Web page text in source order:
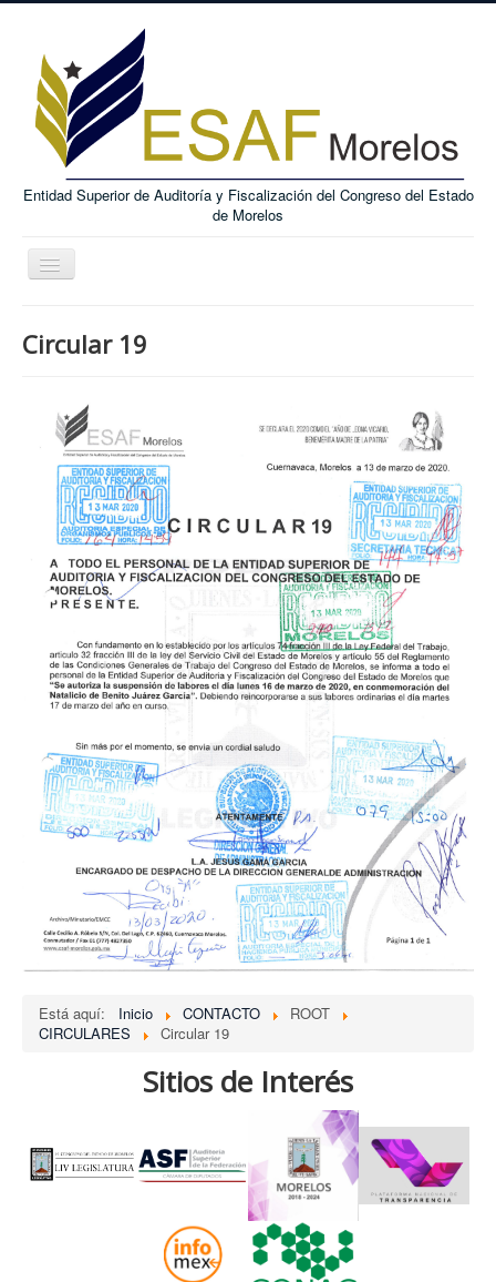
Entidad Superior de Auditoría y Fiscalización del Congreso del Estado
de Morelos
Toggle
Navigation
FUNCIONES
MARCO JURÍDICO
SEvAC
CIRCULARES Y OFICIOS
DENUNCIA CIUDADANA
CONTACTO
Circular 19
Está aquí: Inicio CONTACTO
ROOT
CIRCULARES
Circular 19
Sitios de Interés